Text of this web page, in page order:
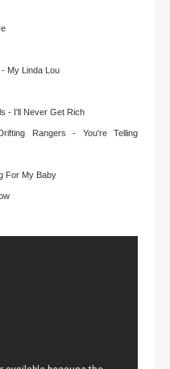
My Linda Lou
- I'll Never Get Rich
Rangers - You're Telling
For My Baby